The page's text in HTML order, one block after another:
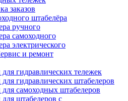
заказов
штабелёра
ручного
самоходного
электрического
и ремонт
гидравлических тележек
гидравлических штабелеров
для самоходных штабелеров
штабелеров с